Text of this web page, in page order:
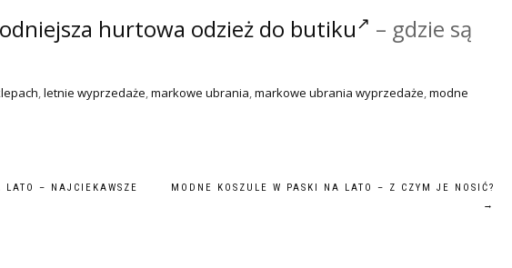
hurtowa odzież do butiku
– gdzie są
,letnie wyprzedaże,markowe ubrania,markowe ubrania wyprzedaże,modne
– NAJCIEKAWSZE
MODNE KOSZULE W PASKI NA LATO – Z CZYM JE NOSIĆ?
→